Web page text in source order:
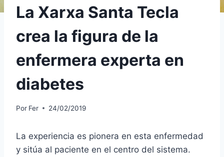
La Xarxa Santa Tecla
crea la figura de la
enfermera experta en
diabetes
Por Fer 24/02/2019
La experiencia es pionera en esta enfermedad
y sitúa al paciente en el centro del sistema.